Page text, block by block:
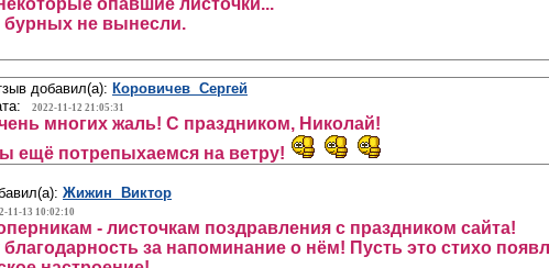
опавшие листочки...
бурных не вынесли.
добавил(а): Коровичев Сергей
2022-11-12 21:05:31
многих жаль! С праздником, Николай!
ещё потрепыхаемся на ветру!
Жижин Виктор
11-13 10:02:10
- листочкам поздравления с праздником сайта!
за напоминание о нём! Пусть это стихо